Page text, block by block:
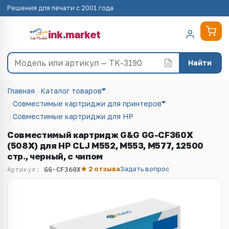
Решения для печати с 2001 года
ink.market
Найти
Главная
Каталог товаров
Совместимые картриджи для принтеров
Совместимые картриджи для HP
Совместимый картридж G&G GG-CF360X
(508X) для HP CLJ M552, M553, M577, 12500
стр., черный, с чипом
Артикул: GG-CF360X★ 2 отзываЗадать вопрос